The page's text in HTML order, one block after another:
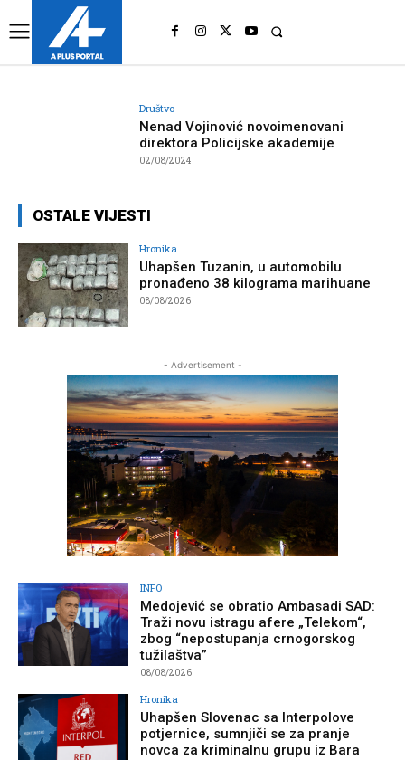
Društvo
Nenad Vojinović novoimenovani
direktora Policijske akademije
02/08/2024
OSTALE VIJESTI
Hronika
Uhapšen Tuzanin, u automobilu
pronađeno 38 kilograma marihuane
08/08/2026
- Advertisement -
INFO
Medojević se obratio Ambasadi SAD:
Traži novu istragu afere „Telekom“,
zbog “nepostupanja crnogorskog
tužilaštva”
08/08/2026
Hronika
Uhapšen Slovenac sa Interpolove
potjernice, sumnjiči se za pranje
novca za kriminalnu grupu iz Bara